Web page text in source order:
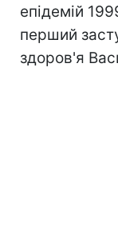
епідемій
перший
здоров'я